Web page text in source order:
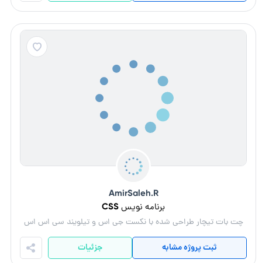
AmirSaleh.R
برنامه نویس CSS
چت بات تیچار طراحی شده با نکست جی اس و تیلویند سی اس اس
ثبت پروژه مشابه جزئیات